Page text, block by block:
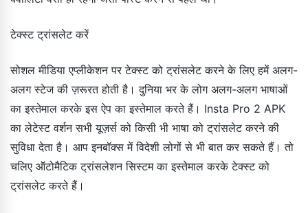
टेक्स्ट ट्रांसलेट करें
सोशल मीडिया एप्लीकेशन पर टेक्स्ट को ट्रांसलेट करने के लिए हमें अलग-
अलग स्टेज की ज़रूरत होती है। दुनिया भर के लोग अलग-अलग भाषाओं
का इस्तेमाल करके इस ऐप का इस्तेमाल करते हैं। Insta Pro 2 APK
का लेटेस्ट वर्शन सभी यूज़र्स को किसी भी भाषा को ट्रांसलेट करने की
सुविधा देता है। आप इनबॉक्स में विदेशी लोगों से भी बात कर सकते हैं। तो
चलिए ऑटोमैटिक ट्रांसलेशन सिस्टम का इस्तेमाल करके टेक्स्ट को
ट्रांसलेट करते हैं।